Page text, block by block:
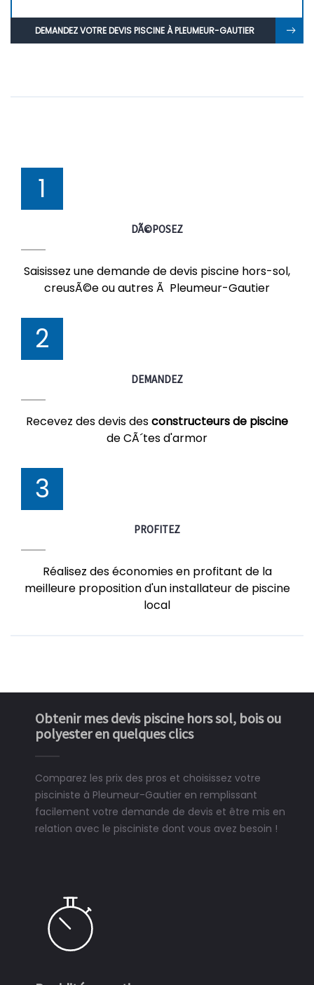
DEMANDEZ VOTRE DEVIS PISCINE À PLEUMEUR-GAUTIER
1
DÃ©POSEZ
Saisissez une demande de devis piscine hors-sol,
creusÃ©e ou autres Ã Pleumeur-Gautier
2
DEMANDEZ
Recevez des devis desconstructeurs de piscine
de CÃ´tes d'armor
3
PROFITEZ
Réalisez des économies en profitant de la
meilleure proposition d'un installateur de piscine
local
Obtenir mes devis piscine hors sol, bois ou
polyester en quelques clics
Comparez les prix des pros et choisissez votre
pisciniste à Pleumeur-Gautier en remplissant
facilement votre demande de devis et être mis en
relation avec le pisciniste dont vous avez besoin !